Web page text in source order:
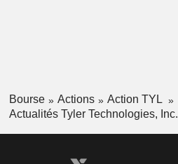
Bourse Actions
Action TYL
Actualités Tyler Technologies, Inc.